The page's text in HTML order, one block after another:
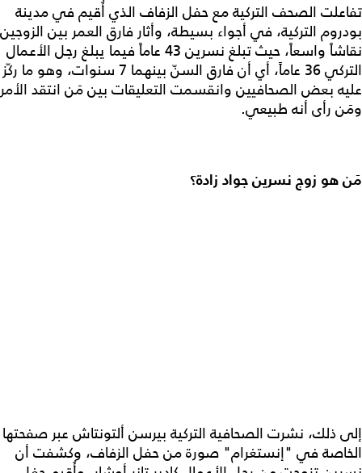
تفاعلت الصحف التركية مع حفل الزفاف الذي أُقيم في مدينة
بودروم التركية، في أجواء بسيطة، وأثار فارق العمر بين الزوجين
نقاشاً واسعاً، حيث تبلغ نسرين 43 عاماً فيما يبلغ رجل الأعمال
التركي 36 عاماً، أي أن فارق السنّ بينهما 7 سنوات، وهو ما ركّز
عليه بعض الصحافيين وانقسمت التعليقات بين مَن انتقد الأمر
ومَن رأى أنه طبيعي.
مَن هو زوج نسرين جواد زادة؟
إلى ذلك، نشرت الصحافية التركية بيرسن ألتونتاش عبر صفحتها
الخاصة في "إنستغرام" صورة من حفل الزفاف، وكشفت أن